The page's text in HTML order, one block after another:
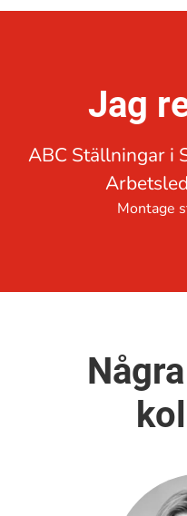
Jag
ABC Ställningar i
Montage